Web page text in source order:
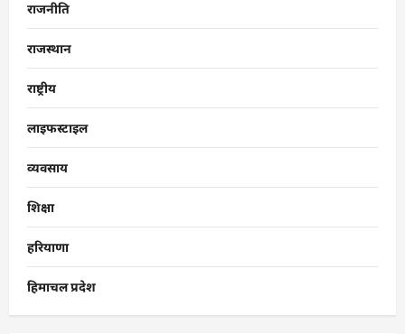
राजनीति
राजस्थान
राष्ट्रीय
लाइफस्टाइल
व्यवसाय
शिक्षा
हरियाणा
हिमाचल प्रदेश